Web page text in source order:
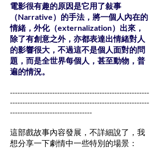
電影很有趣的原因是它用了敍事
（Narrative）的手法，將一個人內在的
情緒，外化（externalization）出來，
除了有創意之外，亦都表達出情緒對人
的影響很大，不過這不是個人面對的問
題，而是全世界每個人，甚至動物，普
遍的情況。
--------------------------------------------------------
--------------------------------------------------------
---------------------------------
這部戲故事內容發展，不詳細說了，我
想分享一下劇情中一些特別的場景：